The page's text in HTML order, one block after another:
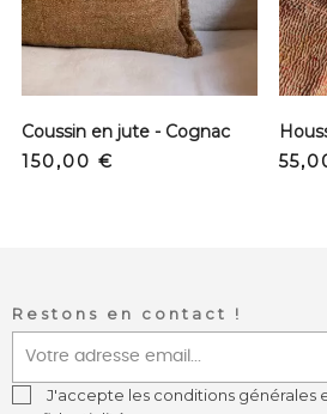
Coussin en jute - Cognac
Prix
150,00 €
Prix
Restons en contact !
J'accepte les conditions générales